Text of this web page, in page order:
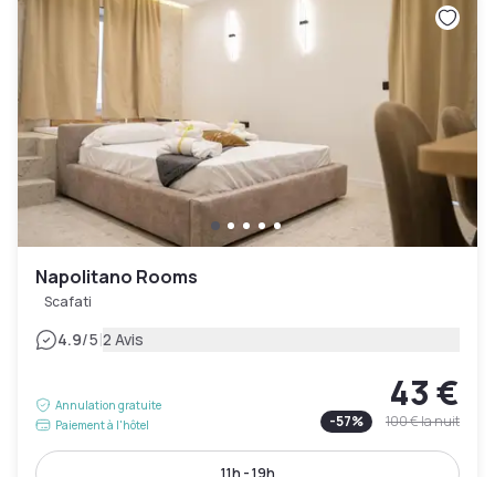
Napolitano Rooms
Scafati
4.9/5|2 Avis
Annulation gratuite
Paiement à l'hôtel
43 €
-57% 100 €la nuit
11h - 19h